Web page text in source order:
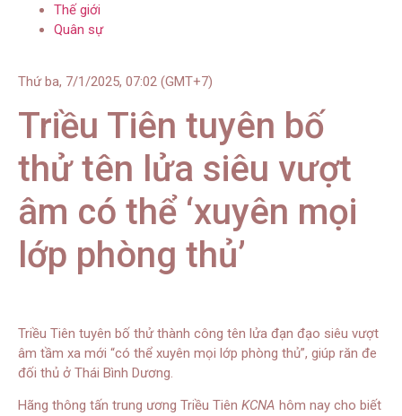
Thế giới
Quân sự
Thứ ba, 7/1/2025, 07:02 (GMT+7)
Triều Tiên tuyên bố
thử tên lửa siêu vượt
âm có thể ‘xuyên mọi
lớp phòng thủ’
Triều Tiên tuyên bố thử thành công tên lửa đạn đạo siêu vượt
âm tầm xa mới “có thể xuyên mọi lớp phòng thủ”, giúp răn đe
đối thủ ở Thái Bình Dương.
Hãng thông tấn trung ương Triều Tiên KCNA hôm nay cho biết